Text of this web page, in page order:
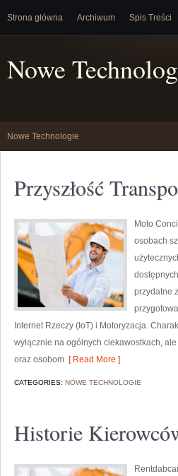
Strona główna Archiwum Spis Treści
Nowe
Nowe Technologie
Przyszłość
Moto
osobach
przydatne
Internet Rzeczy (IoT) i Motoryzacja.
wyłącznie na ogólnych ciekawostkach,
oraz osobom [ Read More ]
CATEGORIES: NOWE TECHNOLOGIE
Historie